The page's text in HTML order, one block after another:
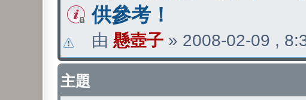
供參考！
由 懸壺子 » 2008-02-09 ,
主題